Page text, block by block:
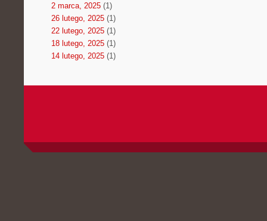
2 marca, 2025(1)
26 lutego, 2025(1)
22 lutego, 2025(1)
18 lutego, 2025(1)
14 lutego, 2025(1)